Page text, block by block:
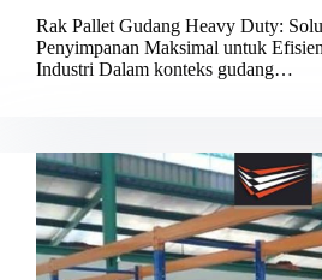
Rak Pallet Gudang Heavy Duty:
Penyimpanan Maksimal untuk
Industri Dalam konteks gudang…